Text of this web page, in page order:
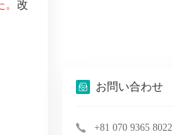
。改
お問い合わせ
+81 070 9365 8022